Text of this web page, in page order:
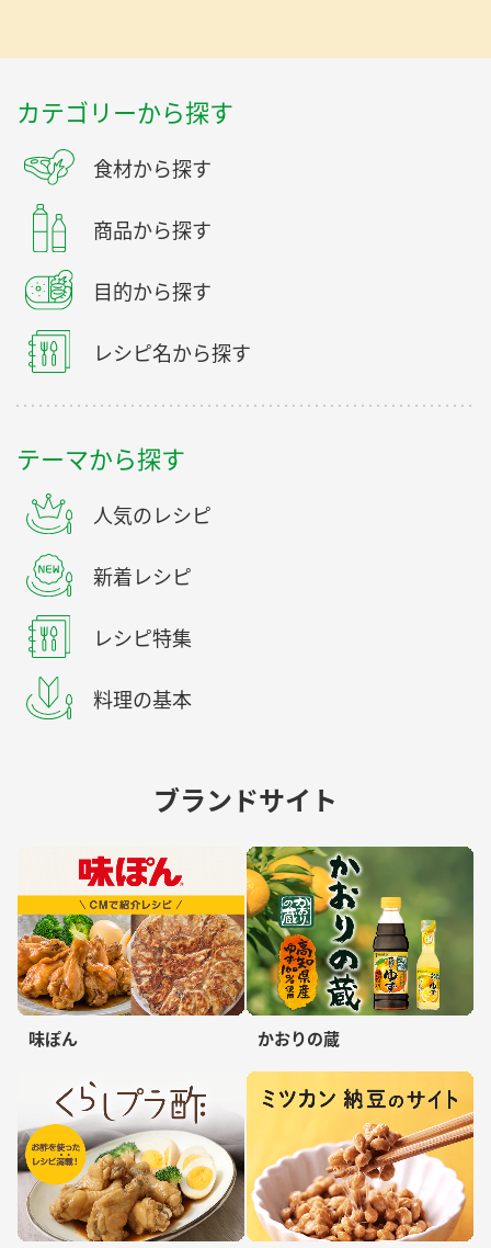
カテゴリーから探す
食材から探す
商品から探す
目的から探す
レシピ名から探す
テーマから探す
人気のレシピ
新着レシピ
レシピ特集
料理の基本
ブランドサイト
味ぽん かおりの蔵